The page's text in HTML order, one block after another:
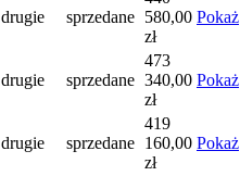
drugie sprzedane 580,00
zł
Pokaż
drugie sprzedane
473
340,00
zł
Pokaż
drugie sprzedane
419
160,00
zł
Pokaż